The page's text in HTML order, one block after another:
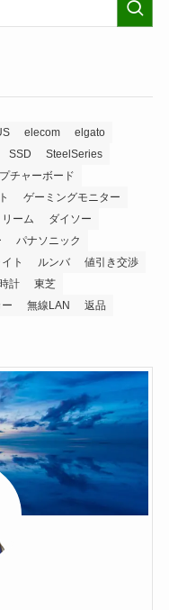
elecom
elgato
SSD
SteelSeries
チャーボード
ゲーミングモニター
ーム
ダイソー
パナソニック
ト ルンバ
値引き交渉
計
東芝
無線LAN
返品